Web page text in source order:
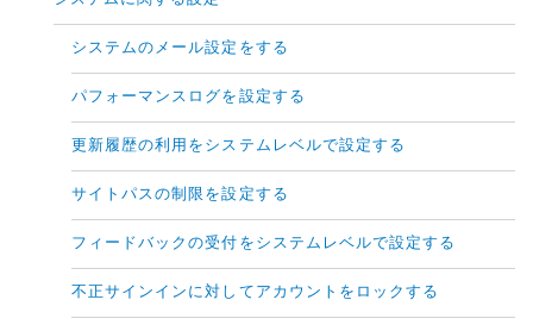
システムのメール設定をする
パフォーマンスログを設定する
更新履歴の利用をシステムレベルで設定する
サイトパスの制限を設定する
フィードバックの受付をシステムレベルで設定する
不正サインインに対してアカウントをロックする